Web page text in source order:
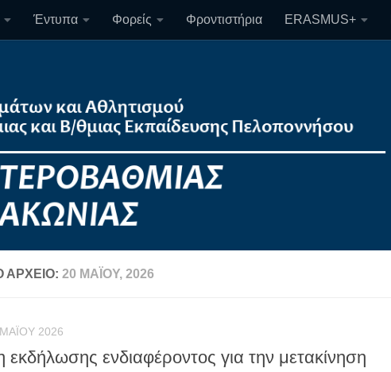
Έντυπα Φορείς Φροντιστήρια ERASMUS+
ΑΡΧΕΊΟ: 20 ΜΑΪ́ΟΥ, 2026
2026
ενδιαφέροντος για την μετακίνηση